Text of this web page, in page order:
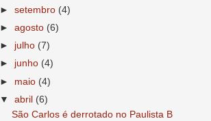
►setembro (4)
►agosto (6)
► julho (7)
► junho (4)
► maio (4)
▼
abril (6)
São Carlos é derrotado no Paulista B